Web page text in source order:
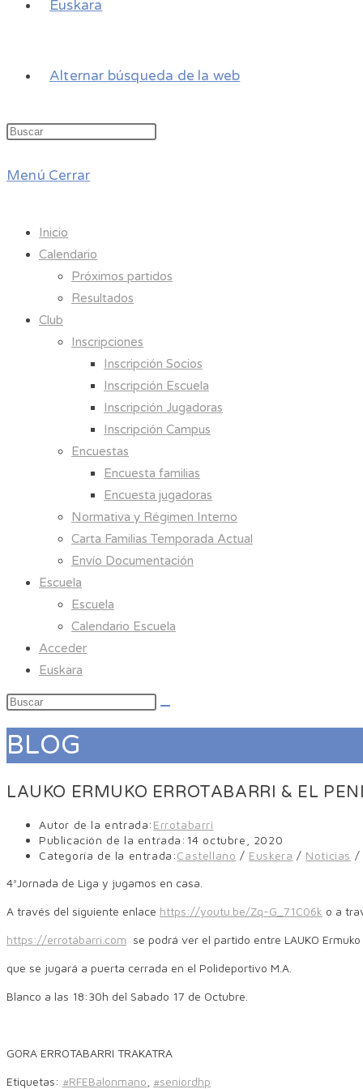
Euskara
Alternar búsqueda de la web
Menú Cerrar
Inicio
Calendario
Próximos partidos
Resultados
Club
Inscripciones
Inscripción Socios
Inscripción Escuela
Inscripción Jugadoras
Inscripción Campus
Encuestas
Encuesta familias
Encuesta jugadoras
Normativa y Régimen Interno
Carta Familias Temporada Actual
Envío Documentación
Escuela
Escuela
Calendario Escuela
Acceder
Euskara
BLOG
LAUKO ERMUKO ERROTABARRI & EL
Autor de la entrada: Errotabarri
Publicación de la entrada: 14 octubre, 2020
Categoría de la entrada:Castellano / Euskera / Noticias /
4ªJornada de Liga y jugamos en casa.
A través del siguiente enlace https://youtu.be/Zq-G_71C06k o a
https://errotabarri.com se podrá ver el partido entre LAUKO
que se jugará a puerta cerrada en el Polideportivo M.A.
Blanco a las 18:30h del Sabado 17 de Octubre.
GORA ERROTABARRI TRAKATRA
Etiquetas: #RFEBalonmano, #seniordhp